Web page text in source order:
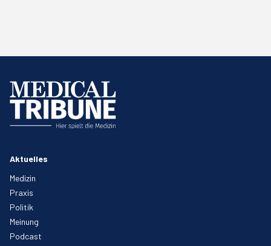
Aktuelles
Medizin
Praxis
Politik
Meinung
Podcast